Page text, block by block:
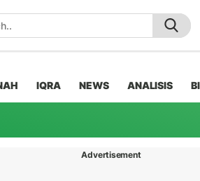
IQRA NEWS ANALISIS
Advertisement